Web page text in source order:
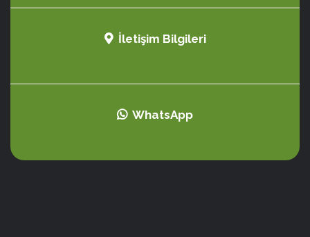
İletişim Bilgileri
WhatsApp